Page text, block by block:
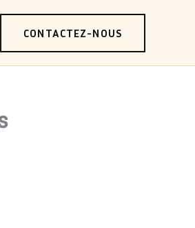
CONTACTEZ-NOUS